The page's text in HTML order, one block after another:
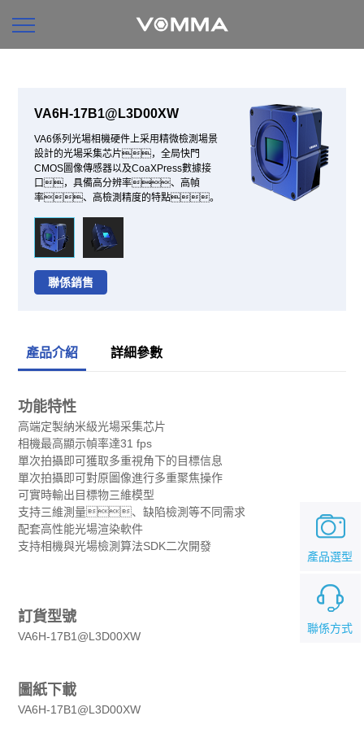
VA6H-17B1@L3D00XW
VA6係列光場相機硬件上采用精微檢測場景
設計的光場采集芯片，全局快門
CMOS圖像傳感器以及CoaXPress數據接
口，具備高分辨率、高幀
率、高檢測精度的特點。
聯係銷售
產品介紹 詳細參數
功能特性
高端定製納米級光場采集芯片
相機最高顯示幀率達31 fps
單次拍攝即可獲取多重視角下的目標信息
單次拍攝即可對原圖像進行多重聚焦操作
可實時輸出目標物三維模型
支持三維測量、缺陷檢測等不同需求
配套高性能光場渲染軟件
支持相機與光場檢測算法SDK二次開發
訂貨型號
VA6H-17B1@L3D00XW
圖紙下載
VA6H-17B1@L3D00XW
聯係方式
產品選型